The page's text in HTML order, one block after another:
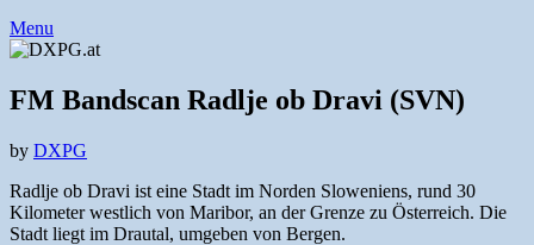
Menu
FM Bandscan Radlje ob Dravi (SVN)
by DXPG
Radlje ob Dravi ist eine Stadt im Norden Sloweniens, rund 30
Kilometer westlich von Maribor, an der Grenze zu Österreich. Die
Stadt liegt im Drautal, umgeben von Bergen.